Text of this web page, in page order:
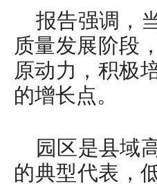
报告强调，
质量发展阶段
原动力，积极
的增长点。
园区是县域
的典型代表，